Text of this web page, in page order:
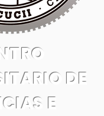
DE
E